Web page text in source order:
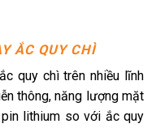
ẮC QUY CHÌ
quy chì trên nhiều lĩnh
thông, năng lượng mặt
lithium so với ắc quy